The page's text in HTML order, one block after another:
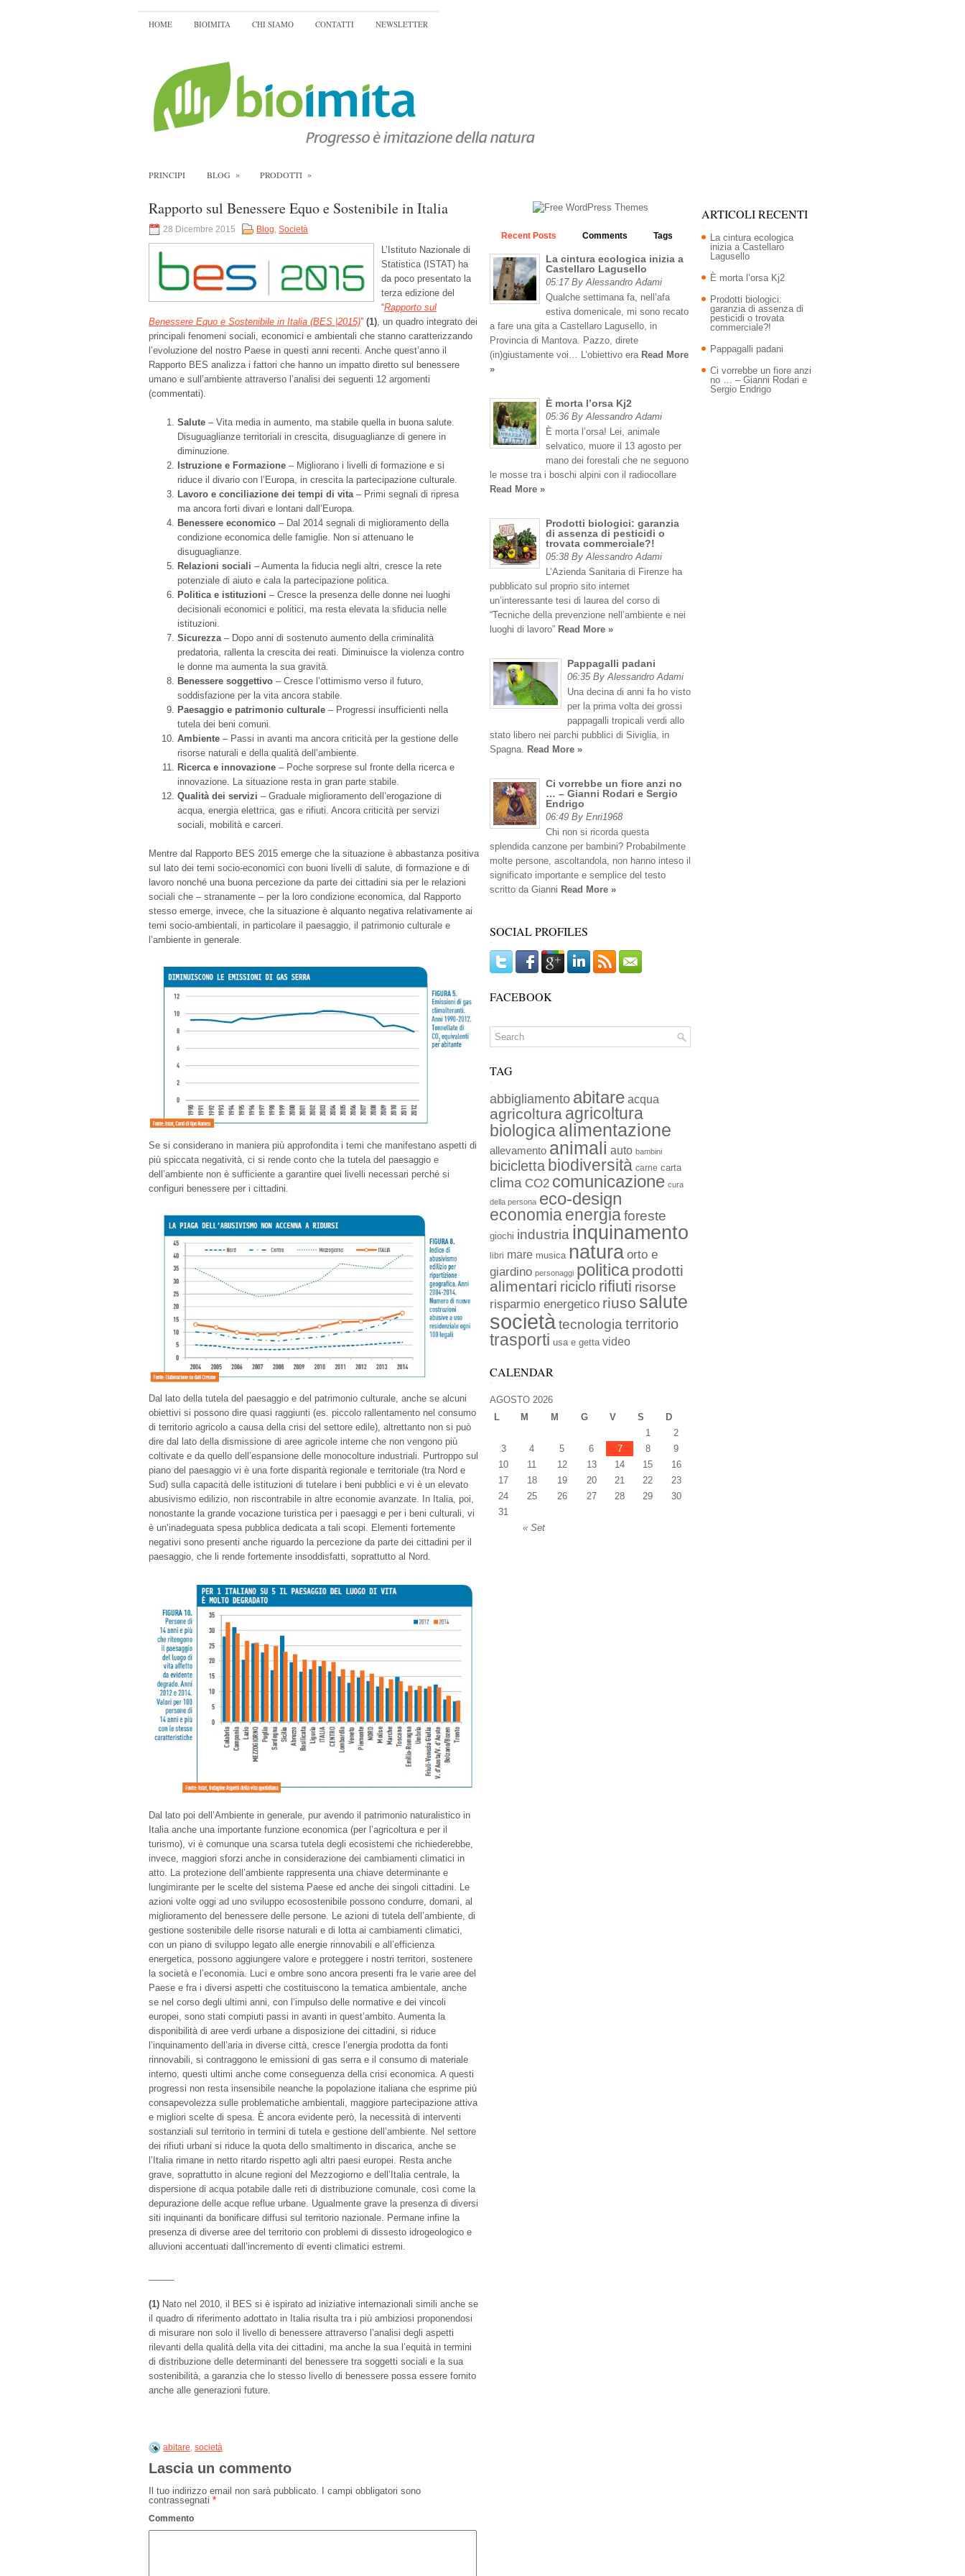
HOME BIOIMITA CHI SIAMO CONTATTI NEWSLETTER
PRINCIPI BLOG » PRODOTTI »
Rapporto sul Benessere Equo e Sostenibile in Italia
28 Dicembre 2015 Blog, Società
L’Istituto Nazionale di
Statistica (ISTAT) ha
da poco presentato la
terza edizione del
“Rapporto sul
Benessere Equo e Sostenibile in Italia (BES |2015)” (1), un quadro integrato dei
principali fenomeni sociali, economici e ambientali che stanno caratterizzando
l’evoluzione del nostro Paese in questi anni recenti. Anche quest’anno il
Rapporto BES analizza i fattori che hanno un impatto diretto sul benessere
umano e sull’ambiente attraverso l’analisi dei seguenti 12 argomenti
(commentati).
Salute – Vita media in aumento, ma stabile quella in buona salute.
Disuguaglianze territoriali in crescita, disuguaglianze di genere in
diminuzione.
Istruzione e Formazione – Migliorano i livelli di formazione e si
riduce il divario con l’Europa, in crescita la partecipazione culturale.
Lavoro e conciliazione dei tempi di vita– Primi segnali di ripresa
ma ancora forti divari e lontani dall’Europa.
Benessere economico – Dal 2014 segnali di miglioramento della
condizione economica delle famiglie. Non si attenuano le
disuguaglianze.
Relazioni sociali – Aumenta la fiducia negli altri, cresce la rete
potenziale di aiuto e cala la partecipazione politica.
Politica e istituzioni – Cresce la presenza delle donne nei luoghi
decisionali economici e politici, ma resta elevata la sfiducia nelle
istituzioni.
Sicurezza– Dopo anni di sostenuto aumento della criminalità
predatoria, rallenta la crescita dei reati. Diminuisce la violenza contro
le donne ma aumenta la sua gravità.
Benessere soggettivo – Cresce l’ottimismo verso il futuro,
soddisfazione per la vita ancora stabile.
Paesaggio e patrimonio culturale – Progressi insufficienti nella
tutela dei beni comuni.
Ambiente – Passi in avanti ma ancora criticità per la gestione delle
risorse naturali e della qualità dell’ambiente.
Ricerca e innovazione – Poche sorprese sul fronte della ricerca e
innovazione. La situazione resta in gran parte stabile.
Qualità dei servizi – Graduale miglioramento dell’erogazione di
acqua, energia elettrica, gas e rifiuti. Ancora criticità per servizi
sociali, mobilità e carceri.
Mentre dal Rapporto BES 2015 emerge che la situazione è abbastanza positiva
sul lato dei temi socio-economici con buoni livelli di salute, di formazione e di
lavoro nonché una buona percezione da parte dei cittadini sia per le relazioni
sociali che – stranamente – per la loro condizione economica, dal Rapporto
stesso emerge, invece, che la situazione è alquanto negativa relativamente ai
temi socio-ambientali, in particolare il paesaggio, il patrimonio culturale e
l’ambiente in generale.
Se si considerano in maniera più approfondita i temi che manifestano aspetti di
più spiccata negatività, ci si rende conto che la tutela del paesaggio e
dell’ambiente non è sufficiente a garantire quei livelli necessari perché si
configuri benessere per i cittadini.
Dal lato della tutela del paesaggio e del patrimonio culturale, anche se alcuni
obiettivi si possono dire quasi raggiunti (es. piccolo rallentamento nel consumo
di territorio agricolo a causa della crisi del settore edile), altrettanto non si può
dire dal lato della dismissione di aree agricole interne che non vengono più
coltivate e da quello dell’espansione delle monocolture industriali. Purtroppo sul
piano del paesaggio vi è una forte disparità regionale e territoriale (tra Nord e
Sud) sulla capacità delle istituzioni di tutelare i beni pubblici e vi è un elevato
abusivismo edilizio, non riscontrabile in altre economie avanzate. In Italia, poi,
nonostante la grande vocazione turistica per i paesaggi e per i beni culturali, vi
è un’inadeguata spesa pubblica dedicata a tali scopi. Elementi fortemente
negativi sono presenti anche riguardo la percezione da parte dei cittadini per il
paesaggio, che li rende fortemente insoddisfatti, soprattutto al Nord.
Dal lato poi dell’Ambiente in generale, pur avendo il patrimonio naturalistico in
Italia anche una importante funzione economica (per l’agricoltura e per il
turismo), vi è comunque una scarsa tutela degli ecosistemi che richiederebbe,
invece, maggiori sforzi anche in considerazione dei cambiamenti climatici in
atto. La protezione dell’ambiente rappresenta una chiave determinante e
lungimirante per le scelte del sistema Paese ed anche dei singoli cittadini. Le
azioni volte oggi ad uno sviluppo ecosostenibile possono condurre, domani, al
miglioramento del benessere delle persone. Le azioni di tutela dell’ambiente, di
gestione sostenibile delle risorse naturali e di lotta ai cambiamenti climatici,
con un piano di sviluppo legato alle energie rinnovabili e all’efficienza
energetica, possono aggiungere valore e proteggere i nostri territori, sostenere
la società e l’economia. Luci e ombre sono ancora presenti fra le varie aree del
Paese e fra i diversi aspetti che costituiscono la tematica ambientale, anche
se nel corso degli ultimi anni, con l’impulso delle normative e dei vincoli
europei, sono stati compiuti passi in avanti in quest’ambito. Aumenta la
disponibilità di aree verdi urbane a disposizione dei cittadini, si riduce
l’inquinamento dell’aria in diverse città, cresce l’energia prodotta da fonti
rinnovabili, si contraggono le emissioni di gas serra e il consumo di materiale
interno, questi ultimi anche come conseguenza della crisi economica. A questi
progressi non resta insensibile neanche la popolazione italiana che esprime più
consapevolezza sulle problematiche ambientali, maggiore partecipazione attiva
e migliori scelte di spesa. È ancora evidente però, la necessità di interventi
sostanziali sul territorio in termini di tutela e gestione dell’ambiente. Nel settore
dei rifiuti urbani si riduce la quota dello smaltimento in discarica, anche se
l’Italia rimane in netto ritardo rispetto agli altri paesi europei. Resta anche
grave, soprattutto in alcune regioni del Mezzogiorno e dell’Italia centrale, la
dispersione di acqua potabile dalle reti di distribuzione comunale, così come la
depurazione delle acque reflue urbane. Ugualmente grave la presenza di diversi
siti inquinanti da bonificare diffusi sul territorio nazionale. Permane infine la
presenza di diverse aree del territorio con problemi di dissesto idrogeologico e
alluvioni accentuati dall’incremento di eventi climatici estremi.
(1) Nato nel 2010, il BES si è ispirato ad iniziative internazionali simili anche se
il quadro di riferimento adottato in Italia risulta tra i più ambiziosi proponendosi
di misurare non solo il livello di benessere attraverso l’analisi degli aspetti
rilevanti della qualità della vita dei cittadini, ma anche la sua l’equità in termini
di distribuzione delle determinanti del benessere tra soggetti sociali e la sua
sostenibilità, a garanzia che lo stesso livello di benessere possa essere fornito
anche alle generazioni future.
abitare, società
Lascia un commento
Il tuo indirizzo email non sarà pubblicato. I campi obbligatori sono
contrassegnati *
Commento
Recent Posts Comments Tags
La cintura ecologica inizia a
Castellaro Lagusello
05:17 By Alessandro Adami
Qualche settimana fa, nell’afa
estiva domenicale, mi sono recato
a fare una gita a Castellaro Lagusello, in
Provincia di Mantova. Pazzo, direte
(in)giustamente voi… L’obiettivo era Read More
»
È morta l’orsa Kj2
05:36 By Alessandro Adami
È morta l’orsa! Lei, animale
selvatico, muore il 13 agosto per
mano dei forestali che ne seguono
le mosse tra i boschi alpini con il radiocollare
Read More »
Prodotti biologici: garanzia
di assenza di pesticidi o
trovata commerciale?!
05:38 By Alessandro Adami
L’Azienda Sanitaria di Firenze ha
pubblicato sul proprio sito internet
un’interessante tesi di laurea del corso di
“Tecniche della prevenzione nell’ambiente e nei
luoghi di lavoro” Read More »
Pappagalli padani
06:35 By Alessandro Adami
Una decina di anni fa ho visto
per la prima volta dei grossi
pappagalli tropicali verdi allo
stato libero nei parchi pubblici di Siviglia, in
Spagna. Read More »
Ci vorrebbe un fiore anzi no
… – Gianni Rodari e Sergio
Endrigo
06:49 By Enri1968
Chi non si ricorda questa
splendida canzone per bambini? Probabilmente
molte persone, ascoltandola, non hanno inteso il
significato importante e semplice del testo
scritto da Gianni Read More »
SOCIAL PROFILES
FACEBOOK
TAG
abbigliamento abitare acqua
agricoltura agricoltura
biologica alimentazione
allevamento animali auto bambini
bicicletta biodiversità carne carta
clima CO2 comunicazione cura
della persona eco-design
economia energiaforeste
giochi industria inquinamento
libri mare musica natura orto e
giardino personaggi politica prodotti
alimentari riciclo rifiuti risorse
risparmio energetico riuso salute
societàtecnologia territorio
trasporti usa e getta video
CALENDAR
AGOSTO 2026
L
M M G V S D
« Set
1
2
3
4 5 6 7 8
9
10
11 12 13 14 15
16
17
18 19 20 21 22
23
24
25 26 27 28 29
30
31
ARTICOLI RECENTI
La cintura ecologica
inizia a Castellaro
Lagusello
È morta l’orsa Kj2
Prodotti biologici:
garanzia di assenza di
pesticidi o trovata
commerciale?!
Pappagalli padani
Ci vorrebbe un fiore anzi
no … – Gianni Rodari e
Sergio Endrigo